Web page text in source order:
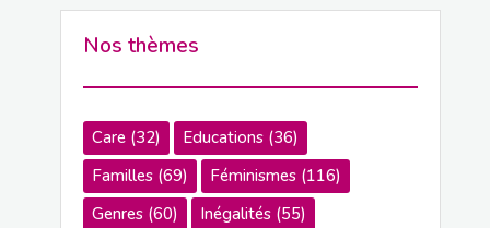
Nos thèmes
Care(32) Educations(36)
Familles(69) Féminismes(116)
Genres(60) Inégalités(55)